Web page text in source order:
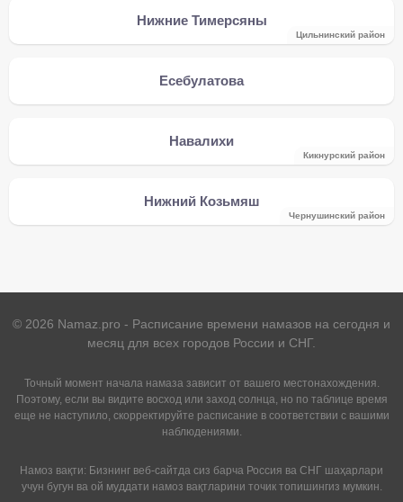
Нижние Тимерсяны
Цильнинский район
Есебулатова
Навалихи
Кикнурский район
Нижний Козьмяш
Чернушинский район
© 2026 Namaz.pro - Расписание времени намазов на сегодня и
месяц для всех городов России и СНГ.
Точный момент начала намаза зависит от вашего местонахождения.
Поэтому, если вы видите восход или заход солнца, но по таблице время
еще не наступило, скорректируйте расписание в соответствии с вашими
наблюдениями.
Намоз вақти: Бизнинг веб-сайтда сиз барча Россия ва СНГ шаҳарлари
учун бугун ва ой муддати намоз вақтларини точик топишингиз мумкин.